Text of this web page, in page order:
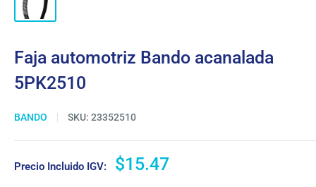
Faja automotriz Bando acanalada
5PK2510
BANDO SKU: 23352510
Precio Incluido IGV:
Precio
$15.47